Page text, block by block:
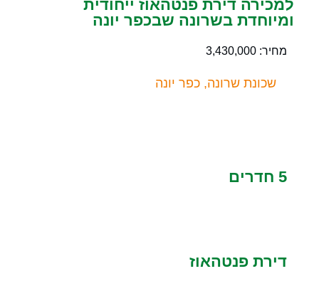
למכירה דירת פנטהאוז ייחודית
ומיוחדת בשרונה שבכפר יונה
מחיר: 3,430,000
שכונת שרונה, כפר יונה
5 חדרים
דירת פנטהאוז